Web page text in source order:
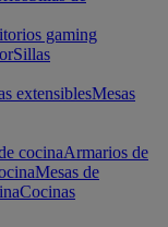
gaming
Sillas
extensiblesMesas
cocinaArmarios de
Mesas de
Cocinas